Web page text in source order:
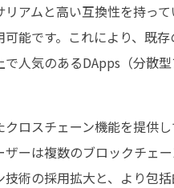
アムと高い互換性を持っ
能です。これにより、既
人気のあるDApps（分散
ロスチェーン機能を提供
ーは複数のブロックチェ
術の採用拡大と、より包